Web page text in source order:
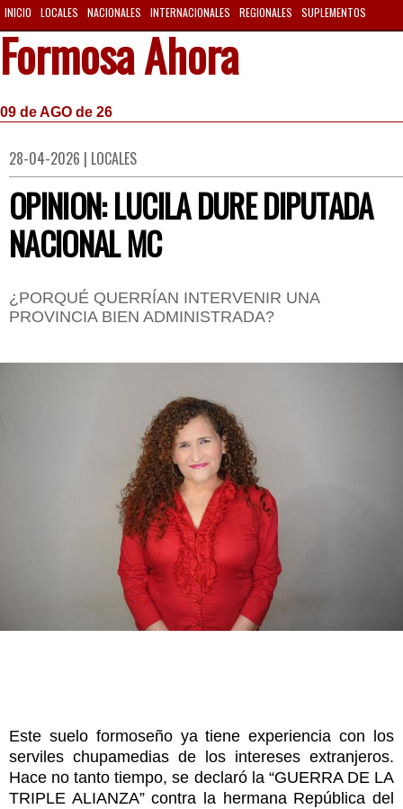
INICIO LOCALES NACIONALES INTERNACIONALES REGIONALES SUPLEMENTOS
Formosa Ahora
09 de AGO de 26
28-04-2026 | LOCALES
OPINION: LUCILA DURE DIPUTADA
NACIONAL MC
¿PORQUÉ QUERRÍAN INTERVENIR UNA
PROVINCIA BIEN ADMINISTRADA?
Este suelo formoseño ya tiene experiencia con los
serviles chupamedias de los intereses extranjeros.
Hace no tanto tiempo, se declaró la “GUERRA DE LA
TRIPLE ALIANZA” contra la hermana República del